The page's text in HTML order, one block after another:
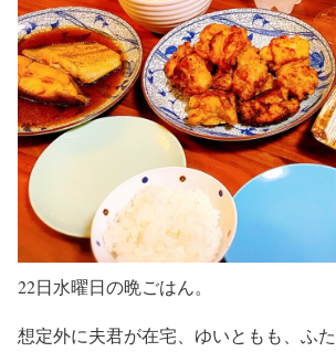
22日水曜日の晩ごはん。
想定外に夫君が在宅、ゆいともも、ふ